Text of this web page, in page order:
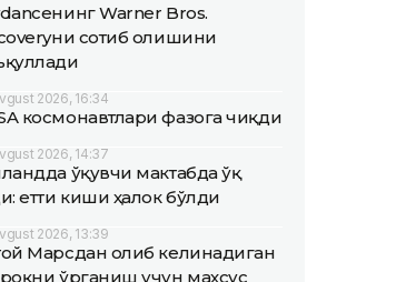
Warner Bros.
сотиб олишини
2026, 16:34
космонавтлари фазога чиқди
2026, 14:37
ўқувчи мактабда ўқ
етти киши ҳалок бўлди
2026, 13:39
Марсдан олиб келинадиган
ўрганиш учун махсус